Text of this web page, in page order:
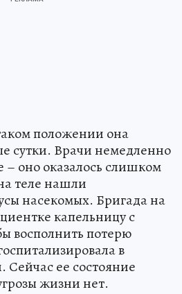
положении она
сутки. Врачи немедленно
оно оказалось слишком
теле нашли
насекомых. Бригада на
капельницу с
восполнить потерю
в
Сейчас ее состояние
жизни нет.